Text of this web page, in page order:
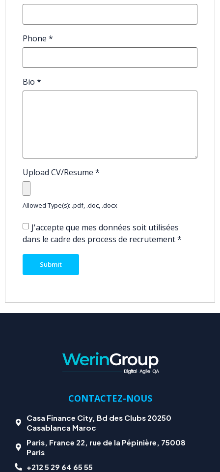
Phone *
Bio *
Upload CV/Resume *
Allowed Type(s): .pdf, .doc, .docx
J'accepte que mes données soit utilisées
dans le cadre des process de recrutement*
CONTACTEZ-NOUS
Casa Finance City, Bd des Clubs 20250
Casablanca Maroc
Paris, France 22, rue de la Pépinière, 75008
Paris
+212 5 29 64 65 55